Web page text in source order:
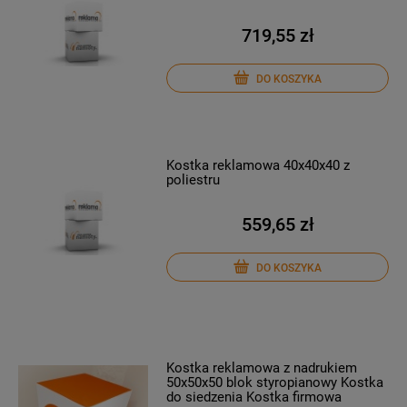
719,55 zł
DO KOSZYKA
Kostka reklamowa 40x40x40 z
poliestru
559,65 zł
DO KOSZYKA
Kostka reklamowa z nadrukiem
50x50x50 blok styropianowy Kostka
do siedzenia Kostka firmowa